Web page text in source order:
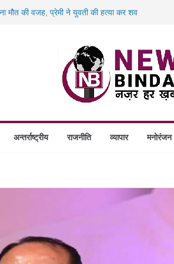
मौत की वजह, प्रेमी ने युवती की हत्या कर शव
पनीर की खेप जब्त, अमरकंटक एक्सप्रेस से
आश्रय, प्रदेश में बनेंगे 1460 गौधाम
अन्तर्राष्ट्रीय राजनीति व्यापार मनोरंजन